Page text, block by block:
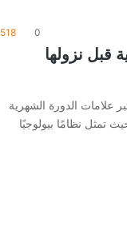
0
518
قبل نزولها
علامات الدورة الشهرية
تمثل نظامًا بيولوجيًا